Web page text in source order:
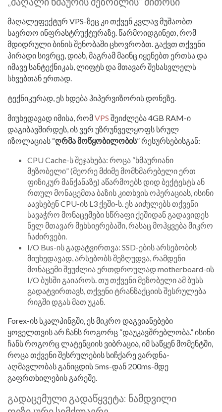
მაღალეფექტურ VPS-ზეც კი თქვენ კვლავ მუშაობთ
საერთო ინფრასტრუქტურაზე. წარმოიდგინეთ, რომ
მდიდრული ბინის შენობაში ცხოვრობთ. გაქვთ თქვენი
პირადი სივრცე, დიახ, მაგრამ მაინც იყენებთ ერთსა და
იმავე სანტექნიკას, ლიფტს და მთავარ შესასვლელს
სხვებთან ერთად.
ტექნიკურად, ეს ხდება ჰიპერვიზორის დონეზე.
მიუხედავად იმისა, რომVPS შეიძლება 4GB RAM-ი
დაგიბავშირდეს, ის ვერ უზრუნველყოფს სრულ
იზოლაციას “ღრმა მოწყობილობის” რესურსებისგან:
CPU Cache-ს შეჯახება: როცა “ხმაურიანი
მეზობელი” (მეორე მძიმე მომხმარებელი ერთ
ფიზიკურ მანქანაზე) აწარმოებს დიდ ბექტესტს ან
რთულ მონაცემთა ბაზის კითხვის ოპერაციას, ისინი
აავსებენ CPU-ის L3 ქეში-ს. ეს აიძულებს თქვენი
სავაჭრო მონაცემები სწრაფი ქეშიდან გადავიდეს
ნელ მთავარ მეხსიერებაში, რასაც მოჰყვება მიკრო
ჩაძირვები.
I/O Bus-ის გადატვირთვა: SSD-ების არსებობის
მიუხედავად, არსებობს შეზღუდვა, რამდენი
მონაცემი შეუძლია ერთდროულად motherboard-ის
I/O ბუსში გაიაროს. თუ თქვენი მეზობელი ამ ბუსს
გადატვირთავს, თქვენი ტრანზაქციის შესრულება
რიგში დგას მათ უკან.
Forex-ის სკალპინგში, ეს მიკრო დაგვიანებები
ყოველთვის არ ჩანს როგორც “დაუკავშრებლობა.” ისინი
ჩანს როგორც ლატენციის ვიბრაცია, იმ საწყენ მომენტში,
როცა თქვენი შესრულების სიჩქარე ვარდნა-
აღმავლობას განიცდის 5ms-დან 200ms-მდე
გაფრთხილების გარეშე.
გადაცემული გადაწყვეტა: ნამდვილი